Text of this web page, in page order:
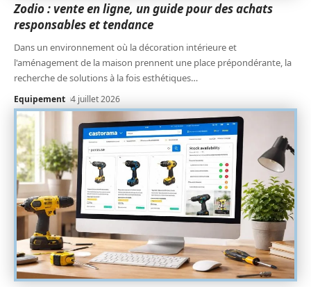
Zodio : vente en ligne, un guide pour des achats
responsables et tendance
Dans un environnement où la décoration intérieure et
l'aménagement de la maison prennent une place prépondérante, la
recherche de solutions à la fois esthétiques…
Equipement 4 juillet 2026